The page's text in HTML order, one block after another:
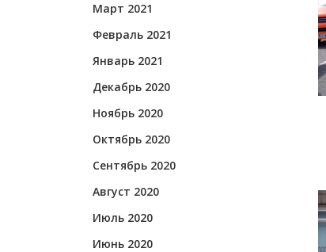
Март 2021
Февраль 2021
Январь 2021
Декабрь 2020
Ноябрь 2020
Октябрь 2020
Сентябрь 2020
Август 2020
Июль 2020
Июнь 2020